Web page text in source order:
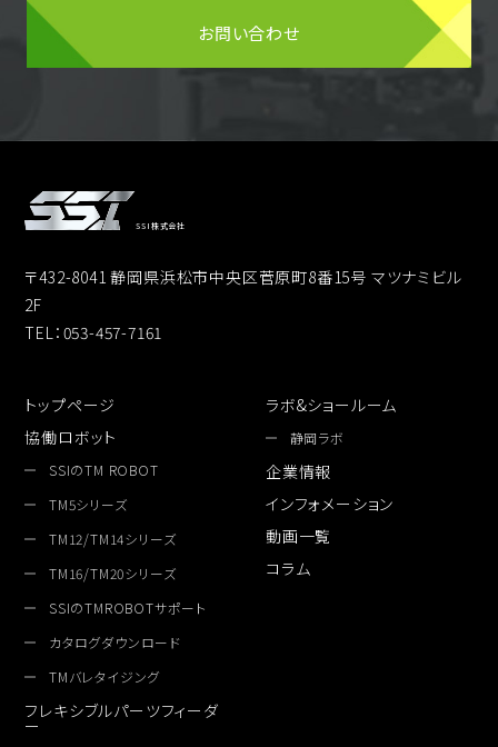
お問い合わせ
SSI株式会社
〒432-8041 静岡県浜松市中央区菅原町8番15号 マツナミビル
2F
TEL：053-457-7161
トップページ
協働ロボット
SSIのTM ROBOT
TM5シリーズ
TM12/TM14シリーズ
TM16/TM20シリーズ
SSIのTMROBOTサポート
カタログダウンロード
TMバレタイジング
フレキシブルパーツフィーダ
ー
ラボ&ショールーム
静岡ラボ
企業情報
インフォメーション
動画一覧
コラム